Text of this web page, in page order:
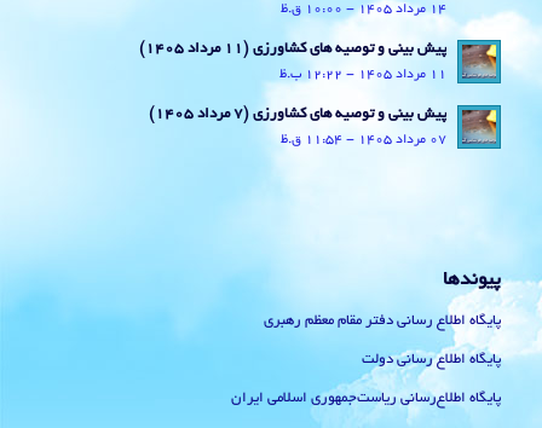
14 مرداد 1405 - 10:00 ق.ظ
پیش بینی و توصیه های کشاورزی (11 مرداد ۱۴۰۵)
11 مرداد 1405 - 12:22 ب.ظ
پیش بینی و توصیه های کشاورزی (7 مرداد ۱۴۰۵)
07 مرداد 1405 - 11:54 ق.ظ
پیوندها
پایگاه اطلاع رسانی دفتر مقام معظم رهبری
پایگاه اطلاع رسانی دولت
پایگاه اطلاع‌رسانی ریاست‌جمهوری اسلامی ایران